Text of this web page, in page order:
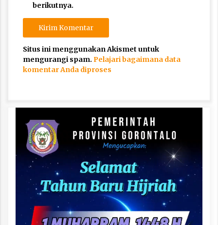
berikutnya.
Situs ini menggunakan Akismet untuk
mengurangi spam. Pelajari bagaimana data
komentar Anda diproses